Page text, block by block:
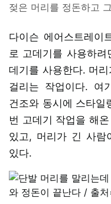
젖은 머리를 정돈하고
다이슨 에어스트레이
로 고데기를 사용하
데기를 사용한다. 머
걸리는 작업이다. 여
건조와 동시에 스타일
번 고데기 작업을 해
있고, 머리가 긴 사람
있다.